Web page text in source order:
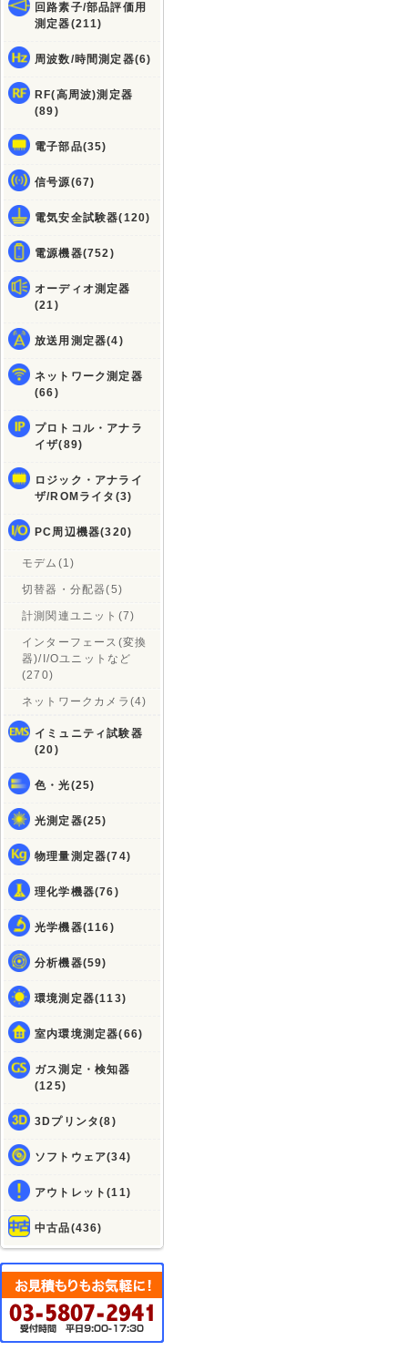
回路素子/部品評価用
測定器(211)
周波数/時間測定器(6)
RF(高周波)測定器
(89)
電子部品(35)
信号源(67)
電気安全試験器(120)
電源機器(752)
オーディオ測定器
(21)
放送用測定器(4)
ネットワーク測定器
(66)
プロトコル・アナラ
イザ(89)
ロジック・アナライ
ザ/ROMライタ(3)
PC周辺機器(320)
モデム(1)
切替器・分配器(5)
計測関連ユニット(7)
インターフェース(変換
器)/I/Oユニットなど
(270)
ネットワークカメラ(4)
イミュニティ試験器
(20)
色・光(25)
光測定器(25)
物理量測定器(74)
理化学機器(76)
光学機器(116)
分析機器(59)
環境測定器(113)
室内環境測定器(66)
ガス測定・検知器
(125)
3Dプリンタ(8)
ソフトウェア(34)
アウトレット(11)
中古品(436)